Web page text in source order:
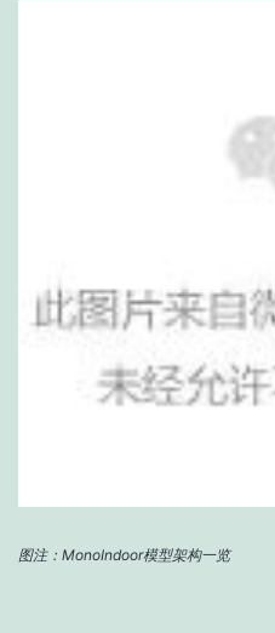
图注：MonoIndoor模型架构一览